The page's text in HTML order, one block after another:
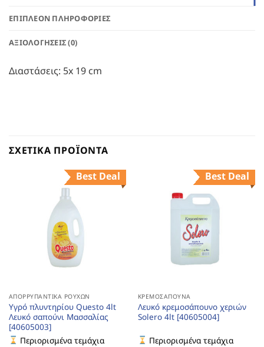
ΕΠΙΠΛΈΟΝ ΠΛΗΡΟΦΟΡΊΕΣ
ΑΞΙΟΛΟΓΉΣΕΙΣ (0)
Διαστάσεις: 5x 19 cm
ΣΧΕΤΙΚΆ ΠΡΟΪΌΝΤΑ
Best Deal
ΑΠΟΡΡΥΠΑΝΤΙΚΆ ΡΟΎΧΩΝ
Υγρό πλυντηρίου Questo 4lt
Λευκό σαπούνι Μασσαλίας
[40605003]
Περιορισμένα τεμάχια
Best Deal
ΚΡΕΜΟΣΆΠΟΥΝΑ
Λευκό κρεμοσάπουνο χεριών
Solero 4lt [40605004]
Περιορισμένα τεμάχια